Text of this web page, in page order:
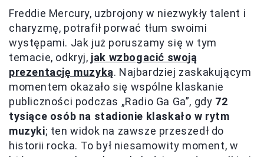
Freddie Mercury, uzbrojony w niezwykły talent i
charyzmę, potrafił porwać tłum swoimi
występami. Jak już poruszamy się w tym
temacie, odkryj, jak wzbogacić swoją
prezentację muzyką. Najbardziej zaskakującym
momentem okazało się wspólne klaskanie
publiczności podczas „Radio Ga Ga”, gdy 72
tysiące osób na stadionie klaskało w rytm
muzyki; ten widok na zawsze przeszedł do
historii rocka. To był niesamowity moment, w